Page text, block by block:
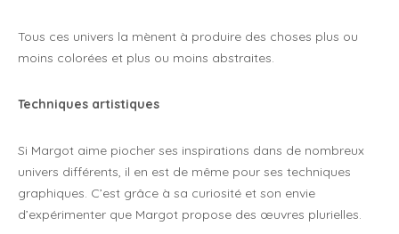
Tous ces univers la mènent à produire des choses plus ou
moins colorées et plus ou moins abstraites.
Techniques artistiques
Si Margot aime piocher ses inspirations dans de nombreux
univers différents, il en est de même pour ses techniques
graphiques. C’est grâce à sa curiosité et son envie
d’expérimenter que Margot propose des œuvres plurielles.